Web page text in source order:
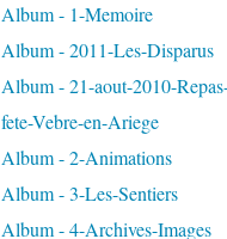
Album - 1-Memoire
Album - 2011-Les-Disparus
Album - 21-aout-2010-
fete-Vebre-en-Ariege
Album - 2-Animations
Album - 3-Les-Sentiers
Album - 4-Archives-Images